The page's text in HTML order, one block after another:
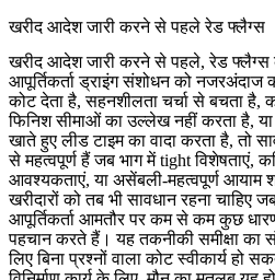
खरीद आदेश जारी करने से पहले रेड फ्लैग्स
खरीद आदेश जारी करने से पहले, रेड फ्लैग्स
आपूर्तिकर्ता ड्राइंग संशोधन को नजरअंदाज
कोट देता है, सहनशीलता चर्चा से बचता है,
फिनिश सीमाओं का उल्लेख नहीं करता है,
खाते हुए लीड टाइम का वादा करता है, तो
से महत्वपूर्ण हैं जब भाग में tight विशेषताएं,
आवश्यकताएं, या असेंबली-महत्वपूर्ण आयाम
खरीदारों को तब भी सावधान रहना चाहिए
आपूर्तिकर्ता आमतौर पर कम से कम कुछ
पहचान करते हैं। यह तकनीकी समीक्षा
लिए बिना प्रश्नों वाला कोट स्वीकार्य